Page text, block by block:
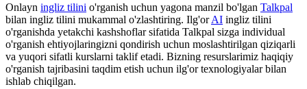
Onlayn ingliz tilini o'rganish uchun yagona manzil bo'lgan Talkpal
bilan ingliz tilini mukammal o'zlashtiring. Ilg'orAI ingliz tilini
o'rganishda yetakchi kashshoflar sifatida Talkpal sizga individual
o'rganish ehtiyojlaringizni qondirish uchun moslashtirilgan qiziqarli
va yuqori sifatli kurslarni taklif etadi. Bizning resurslarimiz haqiqiy
o'rganish tajribasini taqdim etish uchun ilg'or texnologiyalar bilan
ishlab chiqilgan.